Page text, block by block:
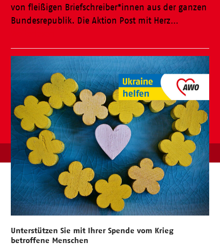
von fleißigen Briefschreiber*innen aus der ganzen
Bundesrepublik. Die Aktion Post mit Herz…
Unterstützen Sie mit Ihrer Spende vom Krieg
betroffene Menschen